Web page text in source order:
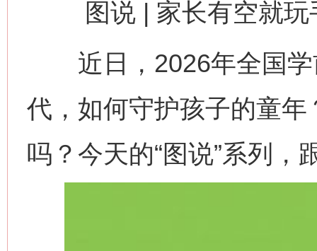
图说 | 家长有空就玩
近日，2026年全国学
代，如何守护孩子的童
吗？今天的“图说”系列